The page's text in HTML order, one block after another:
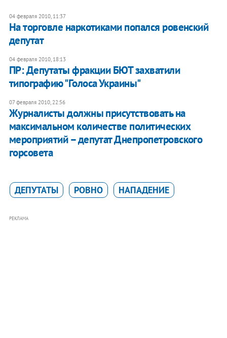
04 февраля 2010, 11:37
На торговле наркотиками попался ровенский
депутат
04 февраля 2010, 18:13
ПР: Депутаты фракции БЮТ захватили
типографию "Голоса Украины"
07 февраля 2010, 22:56
Журналисты должны присутствовать на
максимальном количестве политических
мероприятий – депутат Днепропетровского
горсовета
ДЕПУТАТЫ РОВНО НАПАДЕНИЕ
РЕКЛАМА